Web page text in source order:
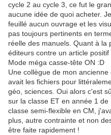
cycle 2 au cycle 3, ce fut le
aucune idée de quoi acheter.
feuillé aucun ouvrage et les
pas toujours pertinents en
réelle des manuels. Quant à la
éditeurs contre un article
Mode méga casse-tête ON :D
Une collègue de mon
avait les fichiers pour
géo, sciences. Oui alors c'est
sur la classe ET en année 1
classe semi-flexible en CM,
plus, autre contrainte et non
être faite rapidement !